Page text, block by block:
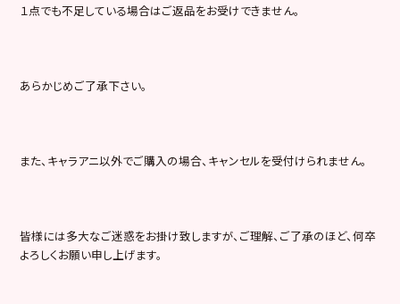
１点でも不足している場合はご返品をお受けできません。
あらかじめご了承下さい。
また、キャラアニ以外でご購入の場合、キャンセルを受付けられません。
皆様には多大なご迷惑をお掛け致しますが、ご理解、ご了承のほど、何卒
よろしくお願い申し上げます。